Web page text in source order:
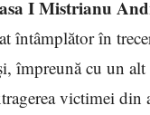
I Mistrianu
întâmplător în
împreună cu un alt
victimei